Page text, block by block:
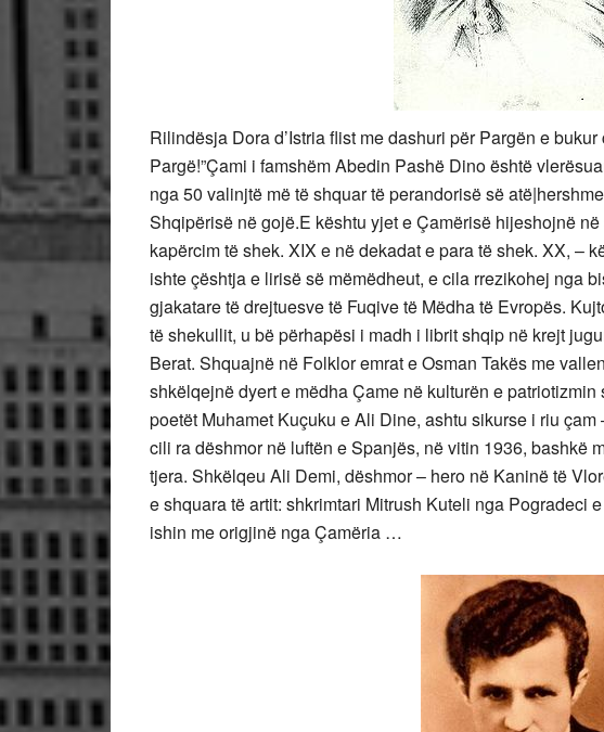
Rilindësja Dora d’Istria flist me dashuri për Pargën e
Pargë!”Çami i famshëm Abedin Pashë Dino është
nga 50 valinjtë më të shquar të perandorisë së
Shqipërisë në gojë.E kështu yjet e Çamërisë hijeshojnë
kapërcim të shek. XIX e në dekadat e para të shek. XX, –
ishte çështja e lirisë së mëmëdheut, e cila rrezikohej nga
gjakatare të drejtuesve të Fuqive të Mëdha të Evropës.
të shekullit, u bë përhapësi i madh i librit shqip në krejt
Berat. Shquajnë në Folklor emrat e Osman Takës me
shkëlqejnë dyert e mëdha Çame në kulturën e
poetët Muhamet Kuçuku e Ali Dine, ashtu sikurse i riu
cili ra dëshmor në luftën e Spanjës, në vitin 1936, bashkë
tjera. Shkëlqeu Ali Demi, dëshmor – hero në Kaninë të
e shquara të artit: shkrimtari Mitrush Kuteli nga Pogradeci
ishin me origjinë nga Çamëria …